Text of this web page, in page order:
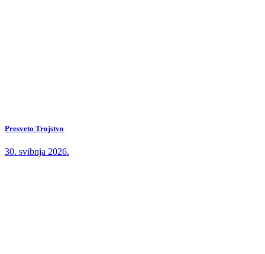
Presveto Trojstvo
30. svibnja 2026.